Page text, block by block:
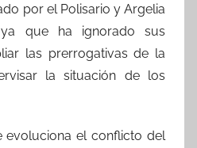
por el Polisario y Argelia
que ha ignorado sus
las prerrogativas de la
la situación de los
evoluciona el conflicto del